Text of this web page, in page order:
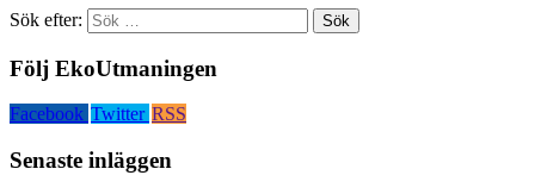
Sök efter:
Följ EkoUtmaningen
Facebook Twitter RSS
Senaste inläggen